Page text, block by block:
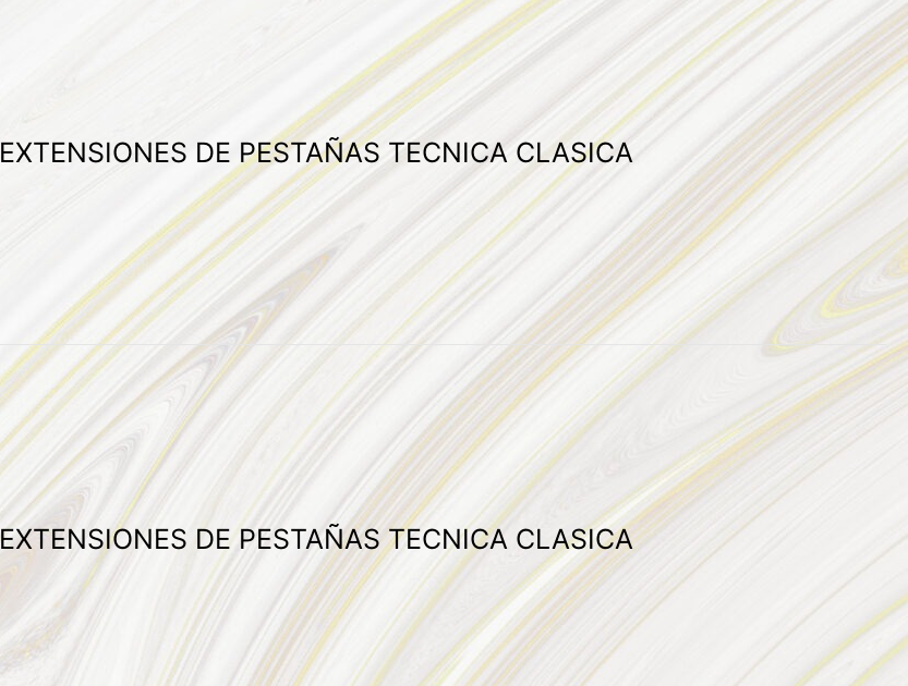
DE PESTAÑAS TECNICA CLASICA
DE PESTAÑAS TECNICA CLASICA